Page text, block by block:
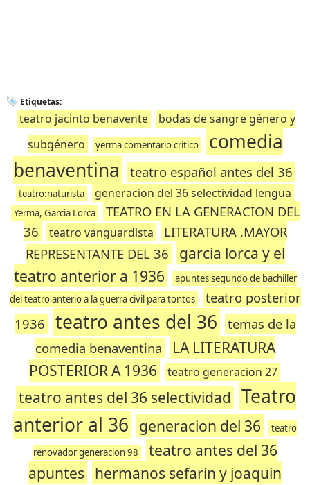
Etiquetas:
teatro jacinto benavente
bodas de sangre género y
subgénero
yerma comentario critico
comedia
benaventina
teatro español antes del 36
teatro:naturista generacion del 36 selectividad lengua
Yerma, Garcia Lorca
TEATRO EN LA GENERACION DEL
36
teatro vanguardista
LITERATURA ,MAYOR
REPRESENTANTE DEL 36
garcia lorca y el
teatro anterior a 1936
apuntes segundo de bachiller
del teatro anterio a la guerra civil para tontos
teatro posterior
1936
teatro antes del 36
temas de la
comedia benaventina
LA LITERATURA
POSTERIOR A 1936
teatro generacion 27
teatro antes del 36 selectividad Teatro
anterior al 36 generacion del 36
teatro
renovador generacion 98
teatro antes del 36
apuntes hermanos sefarin y joaquin